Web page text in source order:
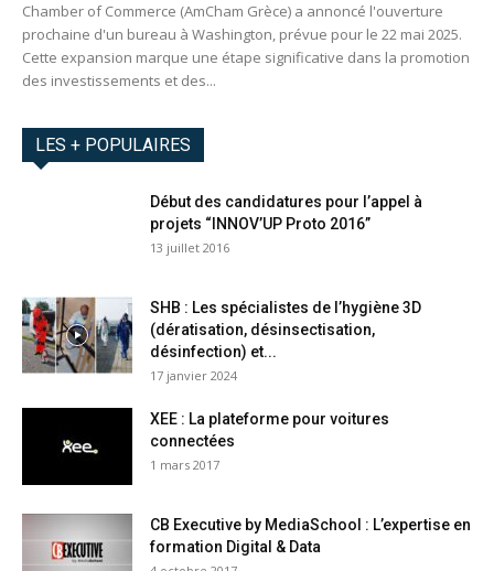
Chamber of Commerce (AmCham Grèce) a annoncé l'ouverture
prochaine d'un bureau à Washington, prévue pour le 22 mai 2025.
Cette expansion marque une étape significative dans la promotion
des investissements et des...
LES + POPULAIRES
Début des candidatures pour l’appel à
projets “INNOV’UP Proto 2016”
13 juillet 2016
SHB : Les spécialistes de l’hygiène 3D
(dératisation, désinsectisation,
désinfection) et...
17 janvier 2024
XEE : La plateforme pour voitures
connectées
1 mars 2017
CB Executive by MediaSchool : L’expertise en
formation Digital & Data